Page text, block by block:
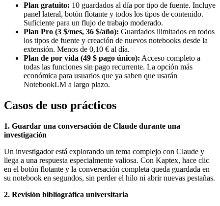
Plan gratuito: 10 guardados al día por tipo de fuente. Incluye
panel lateral, botón flotante y todos los tipos de contenido.
Suficiente para un flujo de trabajo moderado.
Plan Pro (3 $/mes, 36 $/año): Guardados ilimitados en todos
los tipos de fuente y creación de nuevos notebooks desde la
extensión. Menos de 0,10 € al día.
Plan de por vida (49 $ pago único): Acceso completo a
todas las funciones sin pago recurrente. La opción más
económica para usuarios que ya saben que usarán
NotebookLM a largo plazo.
Casos de uso prácticos
1. Guardar una conversación de Claude durante una
investigación
Un investigador está explorando un tema complejo con Claude y
llega a una respuesta especialmente valiosa. Con Kaptex, hace clic
en el botón flotante y la conversación completa queda guardada en
su notebook en segundos, sin perder el hilo ni abrir nuevas pestañas.
2. Revisión bibliográfica universitaria